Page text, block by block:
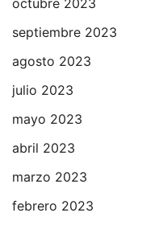
septiembre 2023
agosto 2023
julio 2023
mayo 2023
abril 2023
marzo 2023
febrero 2023